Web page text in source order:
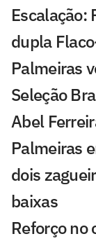
Escalação:
dupla
Palmeiras
Seleção
Abel
Palmeiras
dois
baixas
Reforço no